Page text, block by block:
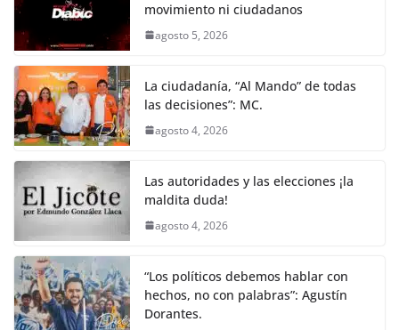
k
movimiento ni ciudadanos
agosto 5, 2026
La ciudadanía, “Al Mando” de todas
las decisiones”: MC.
agosto 4, 2026
Las autoridades y las elecciones ¡la
maldita duda!
agosto 4, 2026
“Los políticos debemos hablar con
hechos, no con palabras”: Agustín
Dorantes.